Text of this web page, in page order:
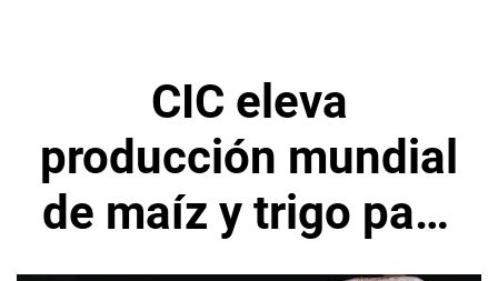
CIC eleva
producción mundial
de maíz y trigo para
temporada 24/25